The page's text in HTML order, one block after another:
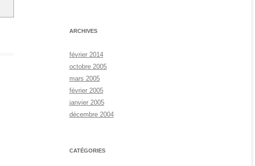
ARCHIVES
février 2014
octobre 2005
mars 2005
février 2005
janvier 2005
décembre 2004
CATÉGORIES